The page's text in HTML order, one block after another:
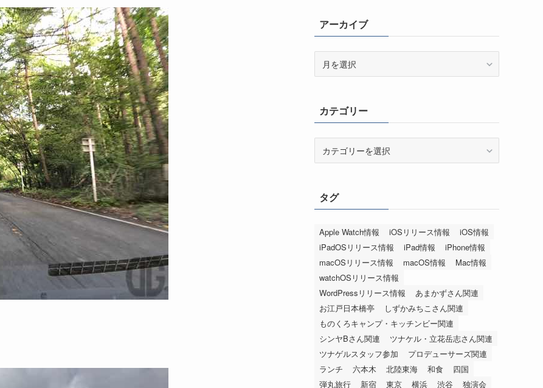
アーカイブ
ブカテゴリー
ータグ
Apple Watch情報 iOSリリース情報
iOS情報
iPadOSリリース情報
iPad情報
iPhone情報
macOSリリース情報
macOS情報
Mac情報
watchOSリリース情報
WordPressリリース情報
あまかずさん関連
お江戸日本橋亭
しずかみちこさん関連
ものくろキャンプ・キッチンビー関連
シンヤBさん関連
ツナケル・立花岳志さん関連
ツナゲルスタッフ参加
プロデューサーズ関連
ランチ
六本木 北陸東海 和食
四国
弾丸旅行
新宿 東京 横浜 渋谷 独演会